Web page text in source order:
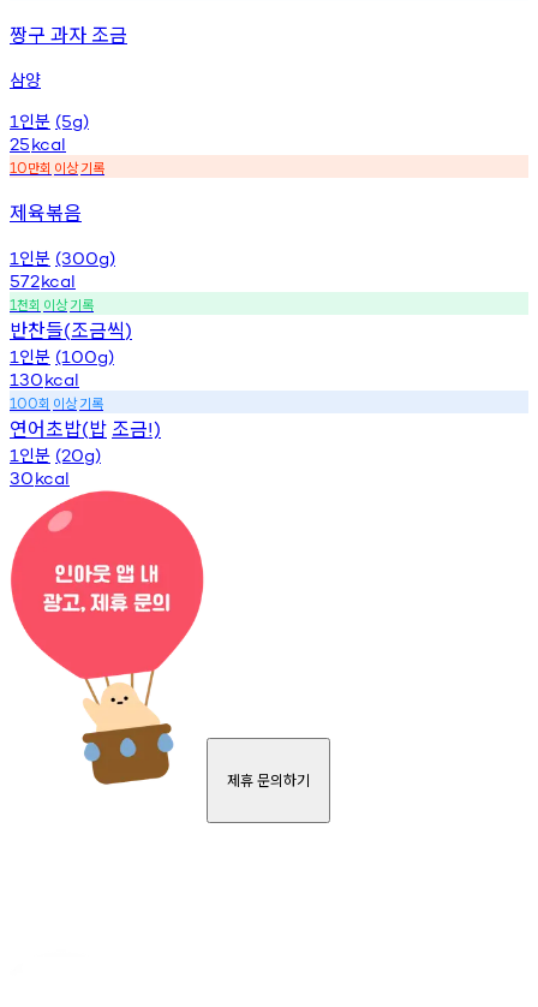
짱구 과자 조금
삼양
1 인분 (5g)
25kcal
10만회 이상기록
제육볶음
1 인분 (300g)
572kcal
1천회 이상기록
반찬들(조금씩)
1 인분 (100g)
130kcal
100회 이상기록
연어초밥(밥 조금!)
1 인분 (20g)
30kcal
제휴 문의하기